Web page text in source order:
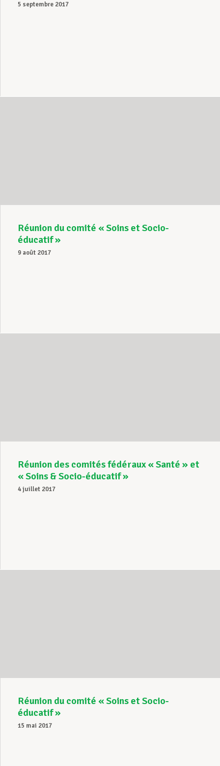
5 septembre 2017
Réunion du comité « Soins et Socio-
éducatif »
9 août 2017
Réunion des comités fédéraux « Santé » et
« Soins & Socio-éducatif »
4 juillet 2017
Réunion du comité « Soins et Socio-
éducatif »
15 mai 2017